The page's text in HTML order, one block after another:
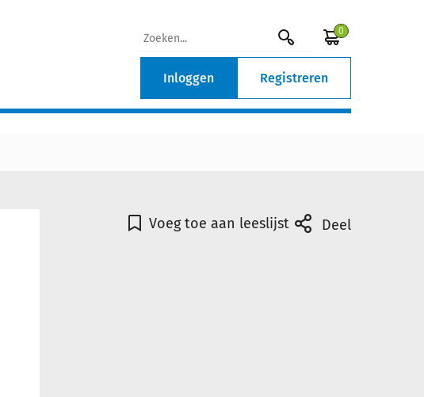
0
Inloggen Registreren
Voeg toe aan leeslijst Deel